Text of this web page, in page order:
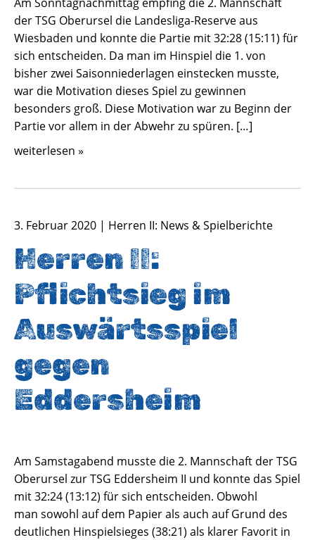
der TSG Oberursel die Landesliga-Reserve aus
Wiesbaden und konnte die Partie mit 32:28 (15:11) für
sich entscheiden. Da man im Hinspiel die 1. von
bisher zwei Saisonniederlagen einstecken musste,
war die Motivation dieses Spiel zu gewinnen
besonders groß. Diese Motivation war zu Beginn der
Partie vor allem in der Abwehr zu spüren. […]
weiterlesen »
3. Februar 2020 | Herren II: News & Spielberichte
Herren II:
Pflichtsieg im
Auswärtsspiel
gegen
Eddersheim
Am Samstagabend musste die 2. Mannschaft der TSG
Oberursel zur TSG Eddersheim II und konnte das Spiel
mit 32:24 (13:12) für sich entscheiden. Obwohl
man sowohl auf dem Papier als auch auf Grund des
deutlichen Hinspielsieges (38:21) als klarer Favorit in